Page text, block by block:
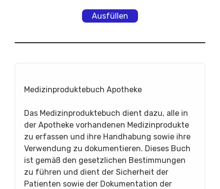
Ausfüllen
Medizinproduktebuch Apotheke
Das Medizinproduktebuch dient dazu, alle in
der Apotheke vorhandenen Medizinprodukte
zu erfassen und ihre Handhabung sowie ihre
Verwendung zu dokumentieren. Dieses Buch
ist gemäß den gesetzlichen Bestimmungen
zu führen und dient der Sicherheit der
Patienten sowie der Dokumentation der